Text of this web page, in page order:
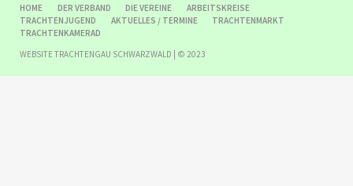
NAVIGATION
ÜBERSPRINGEN
HOME DER VERBAND DIE VEREINE
ARBEITSKREISE
TRACHTENJUGEND
AKTUELLES / TERMINE
TRACHTENMARKT
TRACHTENKAMERAD
WEBSITE TRACHTENGAU SCHWARZWALD | © 2023